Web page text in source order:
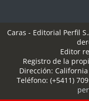
Caras - Editorial Perfil
Editor
Registro de la
Dirección:
Teléfono: (+5411)